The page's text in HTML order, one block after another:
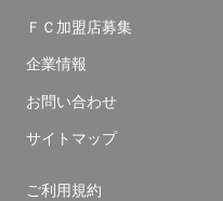
ＦＣ加盟店募集
企業情報
お問い合わせ
サイトマップ
ご利用規約